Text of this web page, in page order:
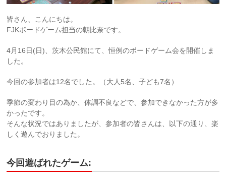
皆さん、こんにちは。
FJKボードゲーム担当の朝比奈です。
4月16日(日)、茨木公民館にて、恒例のボードゲーム会を開催しま
した。
今回の参加者は12名でした。（大人5名、子ども7名）
季節の変わり目の為か、体調不良などで、参加できなかった方が多
かったです。
そんな状況ではありましたが、参加者の皆さんは、以下の通り、楽
しく遊んでおりました。
今回遊ばれたゲーム: